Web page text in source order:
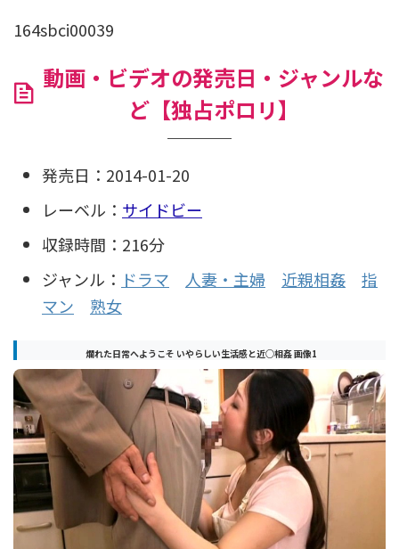
164sbci00039
動画・ビデオの発売日・ジャンルな
ど【独占ポロリ】
発売日：2014-01-20
レーベル： サイドビー
収録時間：216分
ジャンル： ドラマ 人妻・主婦 近親相姦
指
マン
熟女
爛れた日常へようこそ いやらしい生活感と近○相姦 画像1